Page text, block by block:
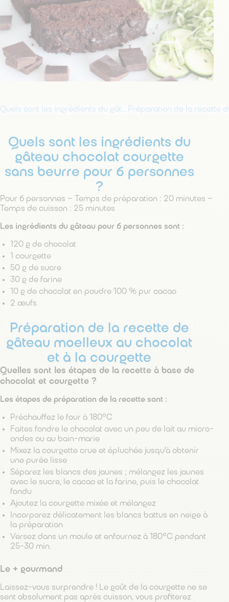
Quels sont les ingrédients du gâteau chocolat courgette sans beurre pour 6 personnes ?
Quels sont les ingrédients du
gâteau chocolat courgette
sans beurre pour 6 personnes
?
Pour 6 personnes – Temps de préparation : 20 minutes –
Temps de cuisson : 25 minutes
Les ingrédients du gâteau pour 6 personnes sont :
120 g de chocolat
1 courgette
50 g de sucre
30 g de farine
10 g de chocolat en poudre 100 % pur cacao
2 œufs
Préparation de la recette de
gâteau moelleux au chocolat
et à la courgette
Quelles sont les étapes de la recette à base de
chocolat et courgette ?
Les étapes de préparation de la recette sont :
Préchauffez le four à 180°C
Faites fondre le chocolat avec un peu de lait au micro-
ondes ou au bain-marie
Mixez la courgette crue et épluchée jusqu’à obtenir
une purée lisse
Séparez les blancs des jaunes ; mélangez les jaunes
avec le sucre, le cacao et la farine, puis le chocolat
fondu
Ajoutez la courgette mixée et mélangez
Incorporez délicatement les blancs battus en neige à
la préparation
Versez dans un moule et enfournez à 180°C pendant
25-30 min.
Le + gourmand
Laissez-vous surprendre ! Le goût de la courgette ne se
sent absolument pas après cuisson, vous profiterez